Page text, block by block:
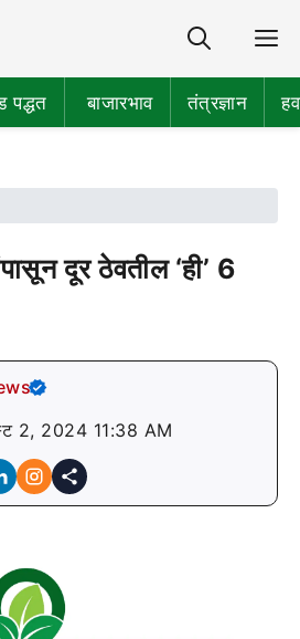
पद्धत बाजारभाव तंत्रज्ञान
दूर ठेवतील ‘ही’ 6
2, 2024 11:38 AM